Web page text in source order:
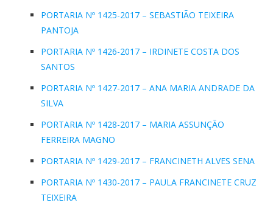
PORTARIA Nº 1425-2017 – SEBASTIÃO TEIXEIRA
PANTOJA
PORTARIA Nº 1426-2017 – IRDINETE COSTA DOS
SANTOS
PORTARIA Nº 1427-2017 – ANA MARIA ANDRADE DA
SILVA
PORTARIA Nº 1428-2017 – MARIA ASSUNÇÃO
FERREIRA MAGNO
PORTARIA Nº 1429-2017 – FRANCINETH ALVES SENA
PORTARIA Nº 1430-2017 – PAULA FRANCINETE CRUZ
TEIXEIRA